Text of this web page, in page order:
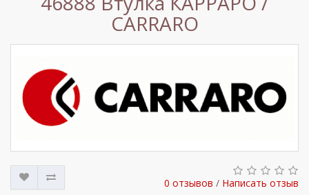
CARRARO
0 отзывов / Написать отзыв